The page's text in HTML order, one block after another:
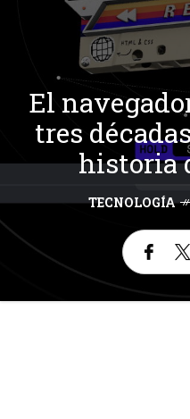
El
tres
historia
TECNOLOGÍA